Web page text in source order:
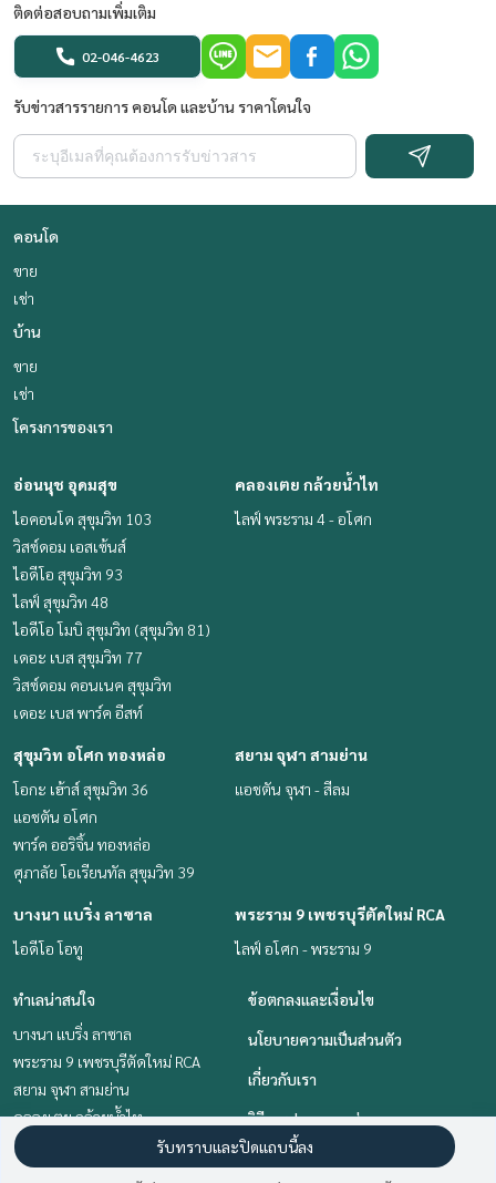
ติดต่อสอบถามเพิ่มเติม
02-046-4623
รับข่าวสารรายการ คอนโด และบ้าน ราคาโดนใจ
คอนโด
ขาย
เช่า
บ้าน
ขาย
เช่า
โครงการของเรา
อ่อนนุช อุดมสุข
ไอคอนโด สุขุมวิท 103
วิสซ์ดอม เอสเซ้นส์
ไอดีโอ สุขุมวิท 93
ไลฟ์ สุขุมวิท 48
ไอดีโอ โมบิ สุขุมวิท (สุขุมวิท 81)
เดอะ เบส สุขุมวิท 77
วิสซ์ดอม คอนเนค สุขุมวิท
เดอะ เบส พาร์ค อีสท์
คลองเตย กล้วยน้ำไท
ไลฟ์ พระราม 4 - อโศก
สุขุมวิท อโศก ทองหล่อ
โอกะ เฮ้าส์ สุขุมวิท 36
แอชตัน อโศก
พาร์ค ออริจิ้น ทองหล่อ
ศุภาลัย โอเรียนทัล สุขุมวิท 39
สยาม จุฬา สามย่าน
แอชตัน จุฬา - สีลม
บางนา แบริ่ง ลาซาล
ไอดีโอ โอทู
พระราม 9 เพชรบุรีตัดใหม่ RCA
ไลฟ์ อโศก - พระราม 9
ทำเลน่าสนใจ
บางนา แบริ่ง ลาซาล
พระราม 9 เพชรบุรีตัดใหม่ RCA
สยาม จุฬา สามย่าน
คลองเตย กล้วยน้ำไท
สุขุมวิท อโศก ทองหล่อ
อ่อนนุช อุดมสุข
ข้อตกลงและเงื่อนไข
นโยบายความเป็นส่วนตัว
เกี่ยวกับเรา
วิธีการฝากขาย-เช่า
ติดต่อ
รับทราบและปิดแถบนี้ลง